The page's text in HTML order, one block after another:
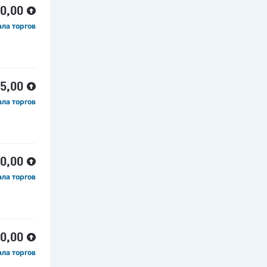
торгов
торгов
торгов
торгов